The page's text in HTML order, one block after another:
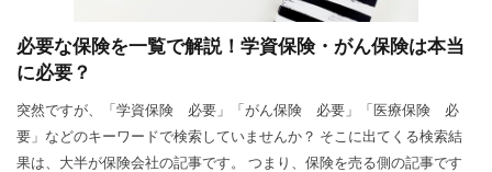
必要な保険を一覧で解説！学資保険・がん保険は本当
に必要？
突然ですが、「学資保険 必要」「がん保険 必要」「医療保険 必
要」などのキーワードで検索していませんか？ そこに出てくる検索結
果は、大半が保険会社の記事です。 つまり、保険を売る側の記事です